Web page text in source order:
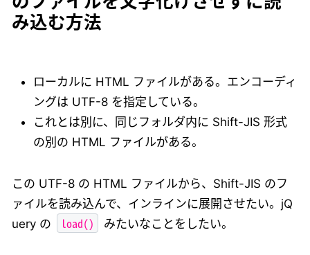
み込む方法
ローカルに HTML ファイルがある。エンコーディ
ングは UTF-8 を指定している。
これとは別に、同じフォルダ内に Shift-JIS 形式
の別の HTML ファイルがある。
この UTF-8 の HTML ファイルから、Shift-JIS のフ
ァイルを読み込んで、インラインに展開させたい。jQ
uery の
load() みたいなことをしたい。